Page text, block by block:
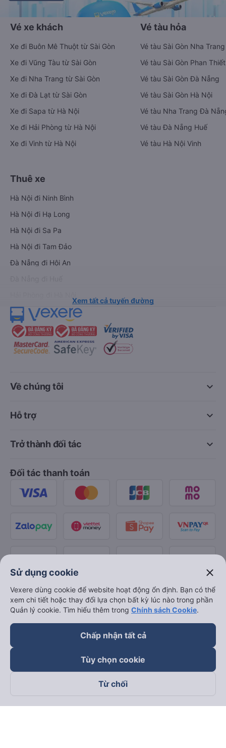
Vé xe khách
Xe đi Buôn Mê Thuột từ Sài Gòn
Xe đi Vũng Tàu từ Sài Gòn
Xe đi Nha Trang từ Sài Gòn
Xe đi Đà Lạt từ Sài Gòn
Xe đi Sapa từ Hà Nội
Xe đi Hải Phòng từ Hà Nội
Xe đi Vinh từ Hà Nội
Vé tàu hỏa
Vé tàu Sài Gòn Nha Trang
Vé tàu Sài Gòn Phan Thiết
Vé tàu Sài Gòn Đà Nẵng
Vé tàu Sài Gòn Hà Nội
Vé tàu Nha Trang Đà
Vé tàu Đà Nẵng Huế
Vé tàu Hà Nội Vinh
Thuê xe
Hà Nội đi Ninh Bình
Hà Nội đi Hạ Long
Hà Nội đi Sa Pa
Hà Nội đi Tam Đảo
Đà Nẵng đi Hội An
Xem tất cả tuyến đường
keyboard_arrow_down
Về chúng tôi
keyboard_arrow_down
Hỗ trợ
keyboard_arrow_down
Trở thành đối tác
Đối tác thanh toán
Theo dõi chúng tôi trên
Sử dụng cookie close
Vexere dùng cookie để website hoạt động ổn định. Bạn có thể
xem chi tiết hoặc thay đổi lựa chọn bất kỳ lúc nào trong phần
Quản lý cookie. Tìm hiểu thêm trong Chính sách Cookie.
Chấp nhận tất cả
Tùy chọn cookie
Từ chối